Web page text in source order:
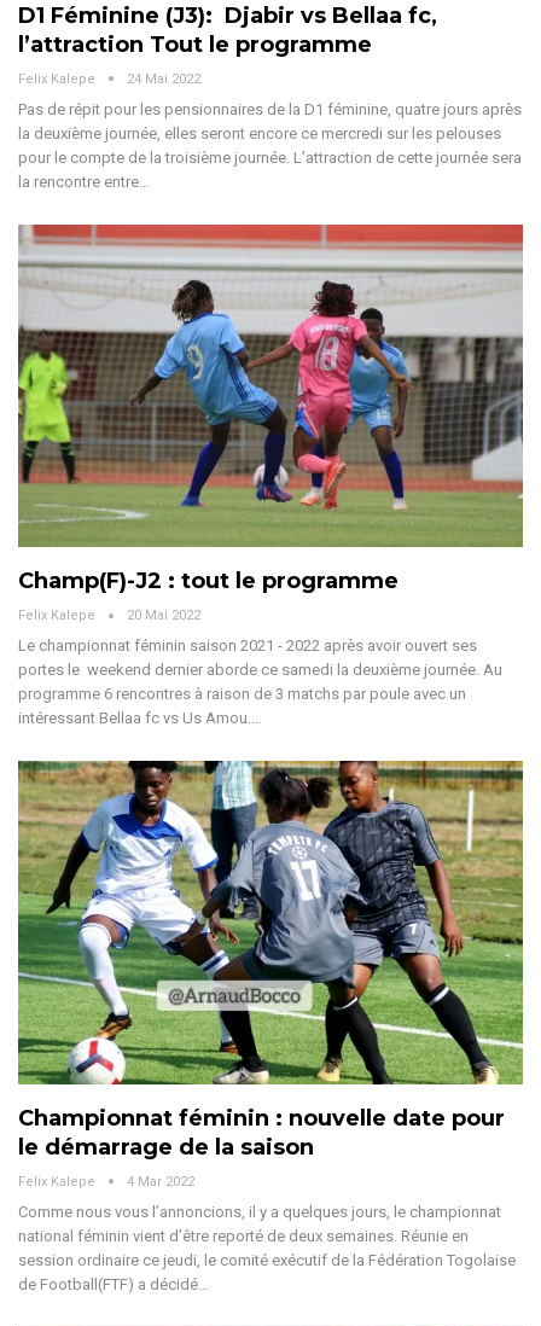
D1 Féminine (J3): Djabir vs Bellaa fc,
l’attraction Tout le programme
Felix Kalepe 24 Mai 2022
Pas de répit pour les pensionnaires de la D1 féminine, quatre jours après
la deuxième journée, elles seront encore ce mercredi sur les pelouses
pour le compte de la troisième journée. L’attraction de cette journée sera
la rencontre entre…
Champ(F)-J2 : tout le programme
Felix Kalepe 20 Mai 2022
Le championnat féminin saison 2021 - 2022 après avoir ouvert ses
portes le weekend dernier aborde ce samedi la deuxième journée. Au
programme 6 rencontres à raison de 3 matchs par poule avec un
intéressant Bellaa fc vs Us Amou.…
Championnat féminin : nouvelle date pour
le démarrage de la saison
Felix Kalepe 4 Mar 2022
Comme nous vous l’annoncions, il y a quelques jours, le championnat
national féminin vient d’être reporté de deux semaines. Réunie en
session ordinaire ce jeudi, le comité exécutif de la Fédération Togolaise
de Football(FTF) a décidé…